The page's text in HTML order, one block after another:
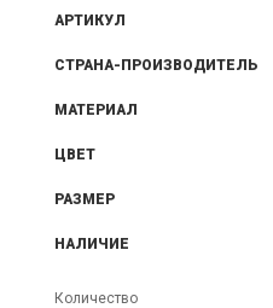
АРТИКУЛ
СТРАНА-ПРОИЗВОДИТЕЛЬ
МАТЕРИАЛ
ЦВЕТ
РАЗМЕР
НАЛИЧИЕ
Количество